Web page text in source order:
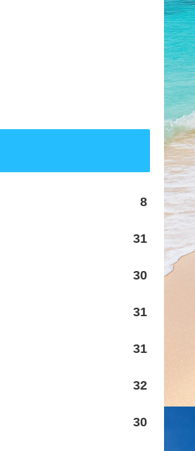
8
31
30
31
31
32
30